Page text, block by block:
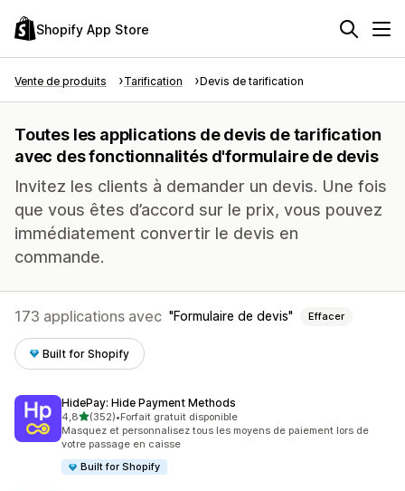
Shopify App Store
Vente de produits Tarification Devis de tarification
Toutes les applications de devis de tarification
avec des fonctionnalités d'formulaire de devis
Invitez les clients à demander un devis. Une fois
que vous êtes d’accord sur le prix, vous pouvez
immédiatement convertir le devis en
commande.
173 applications avec Formulaire de devis Effacer
Built for Shopify
HidePay: Hide Payment Methods
4,8étoile(s) sur 5
(352)
352 avis au total
•Forfait gratuit disponible
Masquez et personnalisez tous les moyens de paiement lors de
votre passage en caisse
Built for Shopify